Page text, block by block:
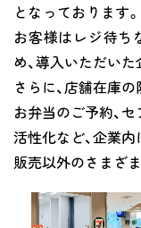
となっております
お客様はレジ待ち
め、導入いただい
さらに、店舗在庫
お弁当のご予約、
活性化など、企業
販売以外のさまざ